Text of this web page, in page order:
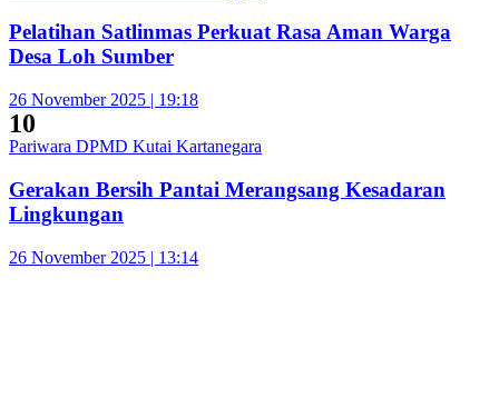
Pelatihan Satlinmas Perkuat Rasa Aman Warga
Desa Loh Sumber
26 November 2025 | 19:18
10
Pariwara DPMD Kutai Kartanegara
Gerakan Bersih Pantai Merangsang Kesadaran
Lingkungan
26 November 2025 | 13:14